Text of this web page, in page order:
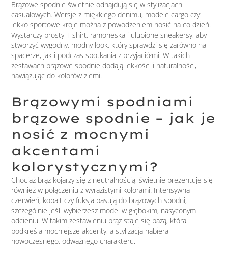
Brązowe spodnie świetnie odnajdują się w stylizacjach
casualowych. Wersje z miękkiego denimu, modele cargo czy
lekko sportowe kroje można z powodzeniem nosić na co dzień.
Wystarczy prosty T-shirt, ramoneska i ulubione sneakersy, aby
stworzyć wygodny, modny look, który sprawdzi się zarówno na
spacerze, jak i podczas spotkania z przyjaciółmi. W takich
zestawach brązowe spodnie dodają lekkości i naturalności,
nawiązując do kolorów ziemi.
Brązowymi spodniami
brązowe spodnie – jak je
nosić z mocnymi
akcentami
kolorystycznymi?
Chociaż brąz kojarzy się z neutralnością, świetnie prezentuje się
również w połączeniu z wyrazistymi kolorami. Intensywna
czerwień, kobalt czy fuksja pasują do brązowych spodni,
szczególnie jeśli wybierzesz model w głębokim, nasyconym
odcieniu. W takim zestawieniu brąz staje się bazą, która
podkreśla mocniejsze akcenty, a stylizacja nabiera
nowoczesnego, odważnego charakteru.